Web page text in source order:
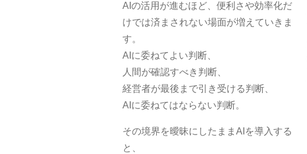
AIの活用が進むほど、便利さや効率化だ
けでは済まされない場面が増えていきま
す。
AIに委ねてよい判断、
人間が確認すべき判断、
経営者が最後まで引き受ける判断、
AIに委ねてはならない判断。
その境界を曖昧にしたままAIを導入する
と、